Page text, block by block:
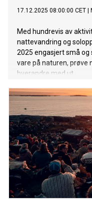
17.12.2025 08:00:00 CET
Med hundrevis av
nattevandring og
2025 engasjert små
vare på naturen,
hverandre med ut.